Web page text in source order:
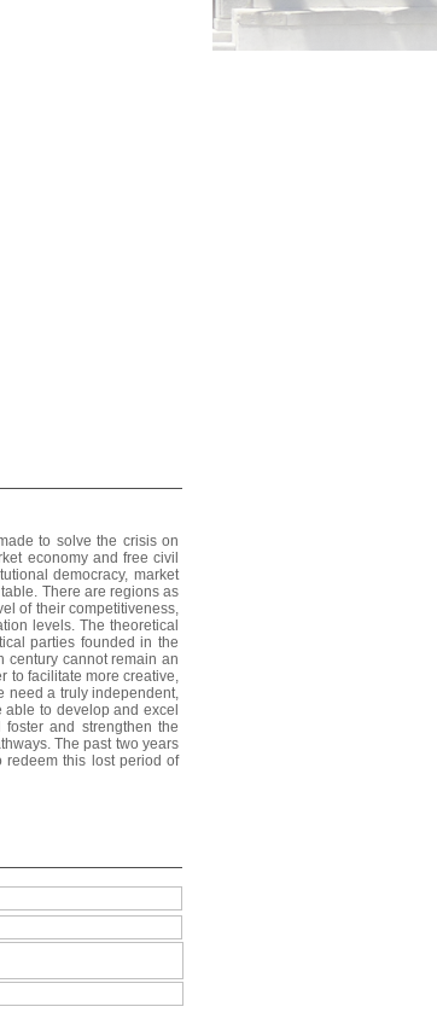
to solve the crisis on
economy and free civil
democracy, market
There are regions as
of their competitiveness,
levels. The theoretical
parties founded in the
century cannot remain an
to facilitate more creative,
need a truly independent,
to develop and excel
and strengthen the
The past two years
redeem this lost period of